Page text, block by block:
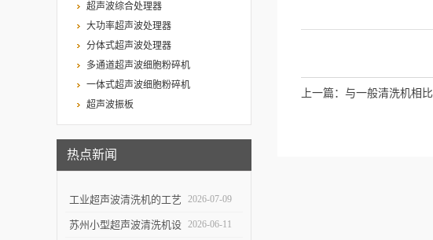
超声波综合处理器
大功率超声波处理器
分体式超声波处理器
多通道超声波细胞粉碎机
一体式超声波细胞粉碎机
超声波振板
热点新闻
工业超声波清洗机的工艺
设计与清洗效率提升
2026-07-09
苏州小型超声波清洗机设 2026-06-11
上一篇： 与一般清洗机相